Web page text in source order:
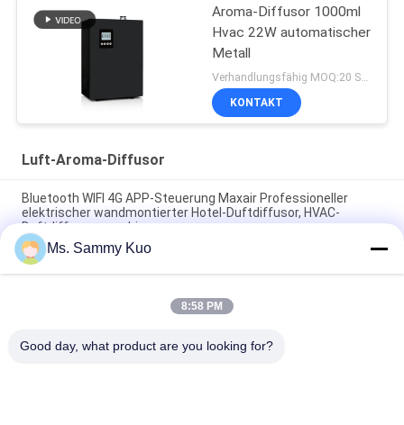
Aroma-Diffusor 1000ml
Hvac 22W automatischer
Metall
Verhandlungsfähig MOQ:20 Stücke
KONTAKT
Luft-Aroma-Diffusor
Bluetooth WIFI 4G APP-Steuerung Maxair Professioneller
elektrischer wandmontierter Hotel-Duftdiffusor, HVAC-
Duftdiffusormaschine
2025 Neuauflage Kleine Fläche Wasserlose Diffusor Desktop
Elektrische Duftdiffusor Leichtgewicht leise Aroma Diffusor
Luft-Aroma-Diffusor-Duft-Diffusion Kaltluft-Technologie
Ms. Sammy Kuo
8:58 PM
Good day, what product are you looking for?